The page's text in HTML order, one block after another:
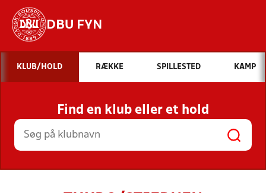
DBU FYN
Hvad vil du søge efter?
INDHOLD OG NYHEDER
STILLINGER, RESULTATER, KLUBBER OG
HOLD
KLUB/HOLD RÆKKE SPILLESTED KAMP
Find en klub eller et hold